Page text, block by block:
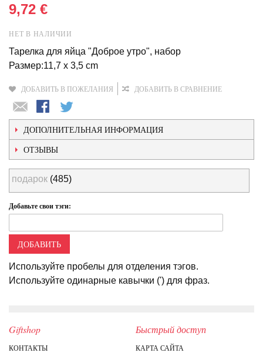
9,72 €
НЕТ В НАЛИЧИИ
Тарелка для яйца "Доброе утро", набор
Размер:11,7 x 3,5 cm
ДОБАВИТЬ В ПОЖЕЛАНИЯ ДОБАВИТЬ В СРАВНЕНИЕ
ДОПОЛНИТЕЛЬНАЯ ИНФОРМАЦИЯ
ОТЗЫВЫ
подарок (485)
Добавьте свои тэги:
ДОБАВИТЬ
Используйте пробелы для отделения тэгов.
Используйте одинарные кавычки (') для фраз.
Giftshop
КОНТАКТЫ
Быстрый доступ
КАРТА САЙТА